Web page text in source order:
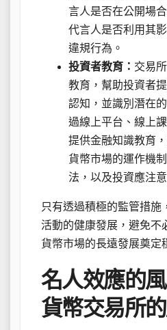
言人是否在公開場
代言人是否利用其
違規行為。
投資者教育： 交易
教育，幫助投資者
認知，並識別潛在
過線上平台、線上
提供金融知識教育
貨幣市場的運作機
法，以及投資應注
只有透過積極的監管措施
活動的健康發展，避免不
貨幣市場的長遠發展奠定
名人效應的
貨幣交易所